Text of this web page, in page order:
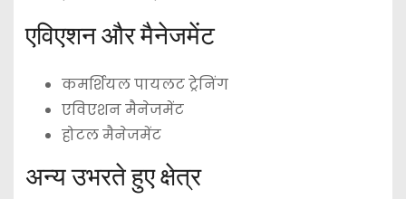
एविएशन और मैनेजमेंट
कमर्शियल पायलट ट्रेनिंग
एविएशन मैनेजमेंट
होटल मैनेजमेंट
अन्य उभरते हुए क्षेत्र